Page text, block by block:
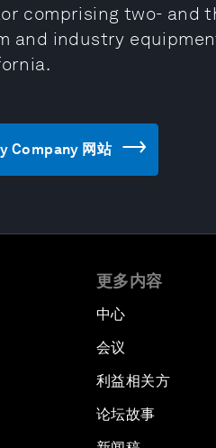
comprising two- and
and industry
Company 网站
更多内容
中心
会议
利益相关方
论坛故事